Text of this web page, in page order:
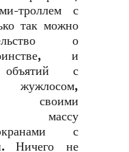
троллем с
так можно
о
и
объятий с
массу
с
Ничего не